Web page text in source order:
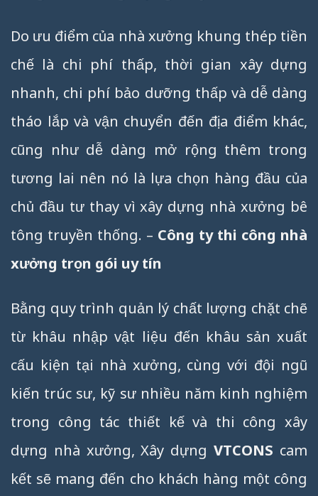
Do ưu điểm của nhà xưởng khung thép tiền
chế là chi phí thấp, thời gian xây dựng
nhanh, chi phí bảo dưỡng thấp và dễ dàng
tháo lắp và vận chuyển đến địa điểm khác,
cũng như dễ dàng mở rộng thêm trong
tương lai nên nó là lựa chọn hàng đầu của
chủ đầu tư thay vì xây dựng nhà xưởng bê
tông truyền thống. – Công ty thi công nhà
xưởng trọn gói uy tín
Bằng quy trình quản lý chất lượng chặt chẽ
từ khâu nhập vật liệu đến khâu sản xuất
cấu kiện tại nhà xưởng, cùng với đội ngũ
kiến trúc sư, kỹ sư nhiều năm kinh nghiệm
trong công tác thiết kế và thi công xây
dựng nhà xưởng, Xây dựngVTCONS cam
kết sẽ mang đến cho khách hàng một công